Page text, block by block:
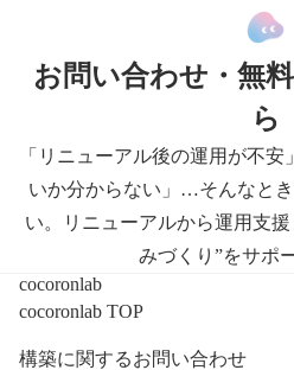
お問い合わせ・無
ら
「リニューアル後の運用が不
いか分からない」…そんなと
い。リニューアルから運用支
みづくり”をサポ
cocoronlab
cocoronlab TOP
構築に関するお問い合わせ